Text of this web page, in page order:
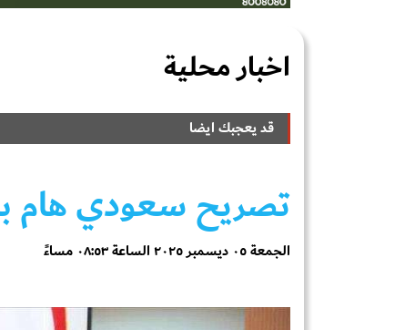
اخبار محلية
قد يعجبك ايضا
تصريح سعودي
الجمعة ٠٥ ديسمبر ٢٠٢٥ الساعة ٠٨:٥٣ مساءً